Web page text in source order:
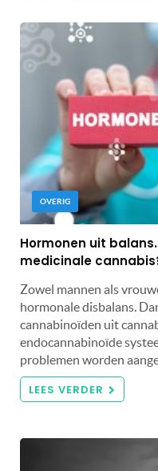
OVERIG
Hormonen uit
medicinale
Zowel mannen als
hormonale disbalans.
cannabinoïden uit
endocannabinoïde
problemen worden
LEES VERDER